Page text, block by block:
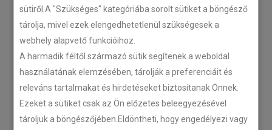
sütiről.A "Szükséges" kategóriába sorolt sütiket a böngésző
tárolja, mivel ezek elengedhetetlenül szükségesek a
webhely alapvető funkcióihoz.
A harmadik féltől származó sütik segítenek a weboldal
használatának elemzésében, tárolják a preferenciáit és
releváns tartalmakat és hirdetéseket biztosítanak Önnek.
Ezeket a sütiket csak az Ön előzetes beleegyezésével
tároljuk a böngészőjében.Eldöntheti, hogy engedélyezi vagy
N-szériás teherautókhoz
2018-07-26
Isuzu D-MAX 2006 –
2018-06-12